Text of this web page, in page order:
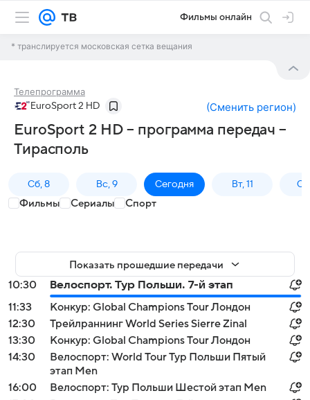
Фильмы онлайн
* транслируется московская сетка вещания
Телепрограмма
EuroSport 2 HD (Сменить регион)
EuroSport 2 HD – программа передач –
Тирасполь
Сб, 8 Вс, 9 Сегодня Вт, 11
Фильмы Сериалы Спорт
Показать прошедшие передачи
10:30
Велоспорт. Тур Польши. 7-й этап
11:33
Конкур: Global Champions Tour Лондон
12:30
Трейлраннинг World Series Sierre Zinal
13:30
Конкур: Global Champions Tour Лондон
14:30
Велоспорт: World Tour Тур Польши Пятый
этап Men
16:00
Велоспорт: Тур Польши Шестой этап Men